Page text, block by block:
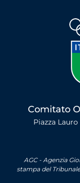
Comitato
Piazza
AGC - Agenzia
stampa del